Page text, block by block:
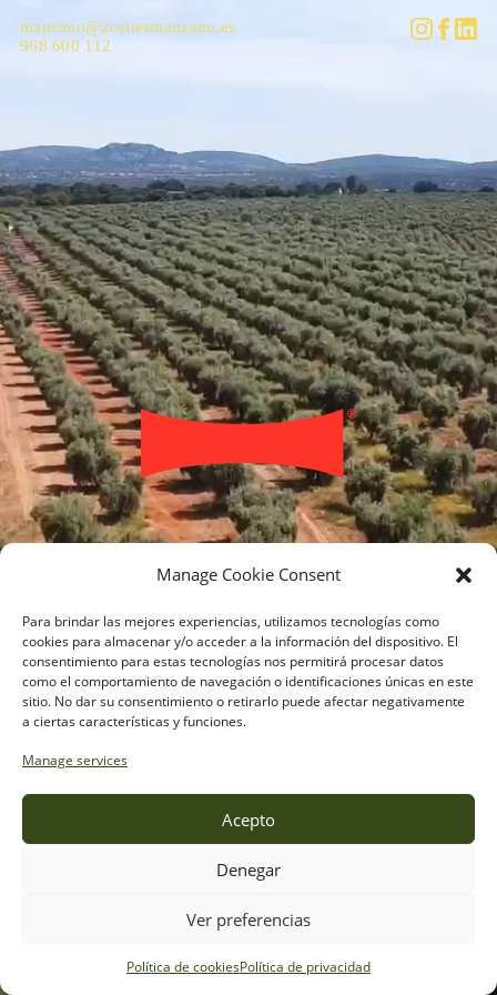
Manage Cookie Consent
Para brindar las mejores experiencias, utilizamos tecnologías como
cookies para almacenar y/o acceder a la información del dispositivo. El
consentimiento para estas tecnologías nos permitirá procesar datos
como el comportamiento de navegación o identificaciones únicas en este
sitio. No dar su consentimiento o retirarlo puede afectar negativamente
a ciertas características y funciones.
Manage services
Acepto
Denegar
Ver preferencias
Política de cookiesPolítica de privacidad
manzano@aceitesmanzano.es
968 600 112
Aceites de oliva y semillas
Desde 1966
la buena cocina
Próximamente nueva web